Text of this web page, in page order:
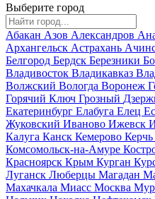
Выберите город
Абакан Азов Александров
Архангельск Астрахань
Белгород Бердск Березники
Владивосток Владикавказ
Волжский Вологда Воронеж
Горячий Ключ Грозный
Екатеринбург Елабуга Елец
Жуковский Иваново Ижевск
Калуга Канск Кемерово Керчь
Комсомольск-на-Амуре
Красноярск Крым Курган
Луганск Люберцы Магадан
Махачкала Миасс Москва